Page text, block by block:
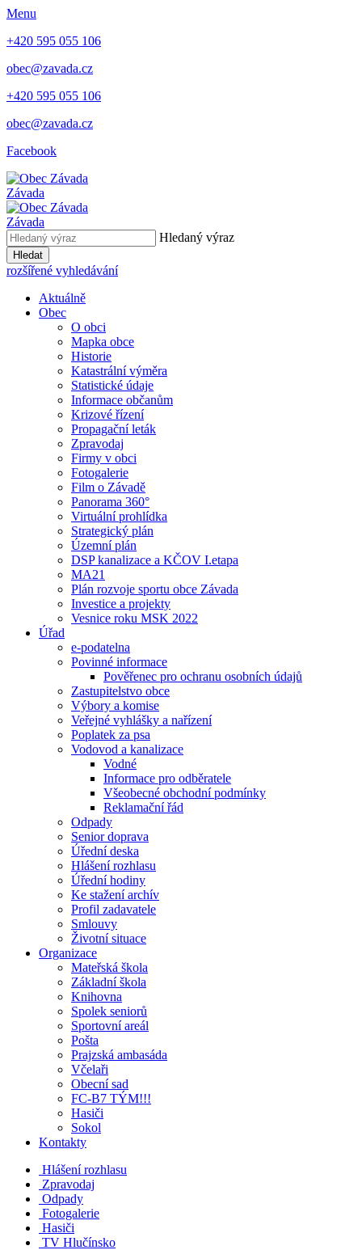
Menu
+420 595 055 106
obec@zavada.cz
+420 595 055 106
obec@zavada.cz
Facebook
Závada
Závada
Hledaný výraz
Hledat
rozšířené vyhledávání
Aktuálně
Obec
O obci
Mapka obce
Historie
Katastrální výměra
Statistické údaje
Informace občanům
Krizové řízení
Propagační leták
Zpravodaj
Firmy v obci
Fotogalerie
Film o Závadě
Panorama 360°
Virtuální prohlídka
Strategický plán
Územní plán
DSP kanalizace a KČOV I.etapa
MA21
Plán rozvoje sportu obce Závada
Investice a projekty
Vesnice roku MSK 2022
Úřad
e-podatelna
Povinné informace
Pověřenec pro ochranu osobních údajů
Zastupitelstvo obce
Výbory a komise
Veřejné vyhlášky a nařízení
Poplatek za psa
Vodovod a kanalizace
Vodné
Informace pro odběratele
Všeobecné obchodní podmínky
Reklamační řád
Odpady
Senior doprava
Úřední deska
Hlášení rozhlasu
Úřední hodiny
Ke stažení archív
Profil zadavatele
Smlouvy
Životní situace
Organizace
Mateřská škola
Základní škola
Knihovna
Spolek seniorů
Sportovní areál
Pošta
Prajzská ambasáda
Včelaři
Obecní sad
FC-B7 TÝM!!!
Hasiči
Sokol
Kontakty
Hlášení rozhlasu
Zpravodaj
Odpady
Fotogalerie
Hasiči
TV Hlučínsko